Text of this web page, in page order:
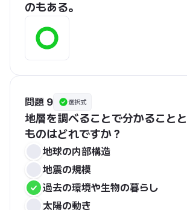
のもある。
問題 9 選択式
地層を調べることで分かること
ものはどれですか？
地球の内部構造
地震の規模
過去の環境や生物の暮らし
太陽の動き